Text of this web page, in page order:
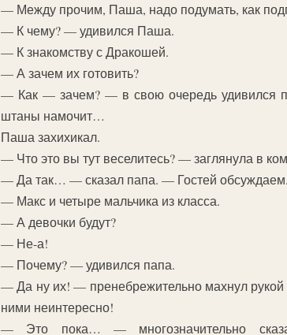
— Между прочим, Паша, надо подумать, как
— К чему? — удивился Паша.
— К знакомству с Дракошей.
— А зачем их готовить?
— Как — зачем? — в свою очередь удивился
штаны намочит…
Паша захихикал.
— Что это вы тут веселитесь? — заглянула в
— Да так… — сказал папа. — Гостей обсуждаем.
— Макс и четыре мальчика из класса.
— А девочки будут?
— Не-а!
— Почему? — удивился папа.
— Да ну их! — пренебрежительно махнул
ними неинтересно!
— Это пока… — многозначительно